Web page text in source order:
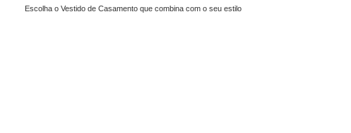
Escolha o Vestido de Casamento que combina com o seu estilo